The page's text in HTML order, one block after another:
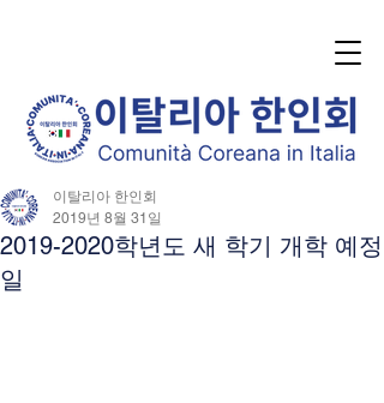
2019-2020학년도 새 학기 개학 예정
일
이탈리아 한인회
2019년 8월 31일